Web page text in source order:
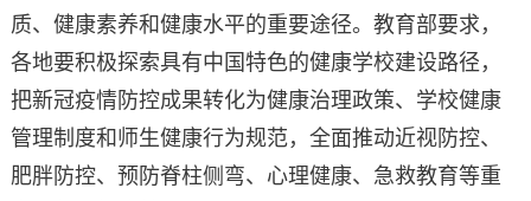
质、健康素养和健康水平的重要途径。教育部要求，
各地要积极探索具有中国特色的健康学校建设路径，
把新冠疫情防控成果转化为健康治理政策、学校健康
管理制度和师生健康行为规范，全面推动近视防控、
肥胖防控、预防脊柱侧弯、心理健康、急救教育等重